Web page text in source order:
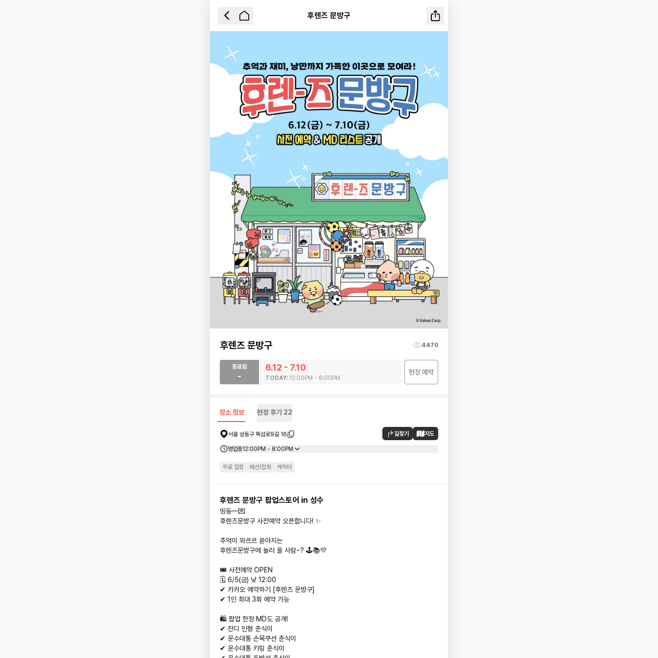
후렌즈 문방구
후렌즈 문방구 4470
종료됨
-
6.12 - 7.10
TODAY: 12:00PM - 8:00PM
현장 예약
장소 정보 현장 후기 22
서울 성동구 뚝섬로9길 16 길찾기 지도
영업중12:00PM - 8:00PM
무료 입장 패션/잡화 캐릭터
후렌즈 문방구 팝업스토어 in 성수
띵동—💌
후렌즈문방구 사전예약 오픈합니다! ✨
추억이 와르르 쏟아지는
후렌즈문방구에 놀러 올 사람~? 🕹️📚💛
🎟️ 사전예약 OPEN
🗓️ 6/5(금) 낮 12:00
✔ 카카오 예약하기 [후렌즈 문방구]
✔ 1인 최대 3회 예약 가능
🛍️ 팝업 한정 MD도 공개!
✔ 잔디 인형 춘식이
✔ 운수대통 손목쿠션 춘식이
✔ 운수대통 키링 춘식이